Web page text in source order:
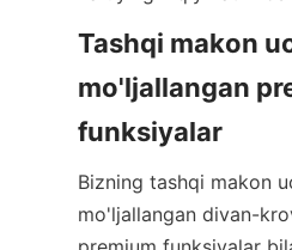
Tashqi makon
mo'ljallangan
funksiyalar
Bizning tashqi makon
mo'ljallangan divan-